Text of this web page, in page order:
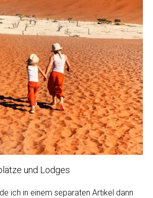
und Lodges
ich in einem separaten Artikel dann